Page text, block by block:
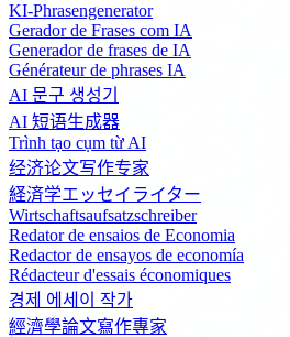
KI-Phrasengenerator
Gerador de Frases com IA
Generador de frases de IA
Générateur de phrases IA
AI 문구 생성기
AI 短语生成器
Trình tạo cụm từ AI
经济论文写作专家
経済学エッセイライター
Wirtschaftsaufsatzschreiber
Redator de ensaios de Economia
Redactor de ensayos de economía
Rédacteur d'essais économiques
경제 에세이 작가
經濟學論文寫作專家